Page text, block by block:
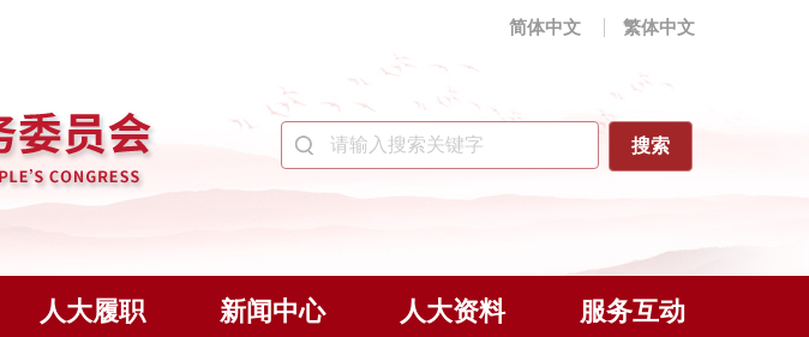
简体中文 繁体中文
人大履职 新闻中心 人大资料 服务互动